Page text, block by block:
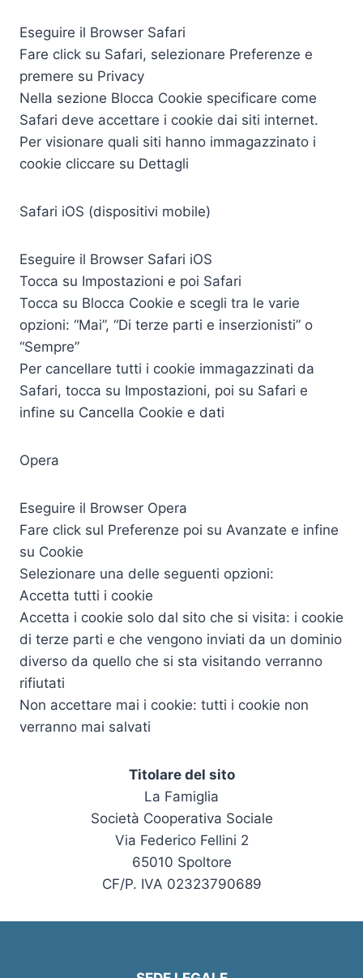
Eseguire il Browser Safari
Fare click su Safari, selezionare Preferenze e
premere su Privacy
Nella sezione Blocca Cookie specificare come
Safari deve accettare i cookie dai siti internet.
Per visionare quali siti hanno immagazzinato i
cookie cliccare su Dettagli
Safari iOS (dispositivi mobile)
Eseguire il Browser Safari iOS
Tocca su Impostazioni e poi Safari
Tocca su Blocca Cookie e scegli tra le varie
opzioni: “Mai”, “Di terze parti e inserzionisti” o
“Sempre”
Per cancellare tutti i cookie immagazzinati da
Safari, tocca su Impostazioni, poi su Safari e
infine su Cancella Cookie e dati
Opera
Eseguire il Browser Opera
Fare click sul Preferenze poi su Avanzate e infine
su Cookie
Selezionare una delle seguenti opzioni:
Accetta tutti i cookie
Accetta i cookie solo dal sito che si visita: i cookie
di terze parti e che vengono inviati da un dominio
diverso da quello che si sta visitando verranno
rifiutati
Non accettare mai i cookie: tutti i cookie non
verranno mai salvati
Titolare del sito
La Famiglia
Società Cooperativa Sociale
Via Federico Fellini 2
65010 Spoltore
CF/P. IVA 02323790689